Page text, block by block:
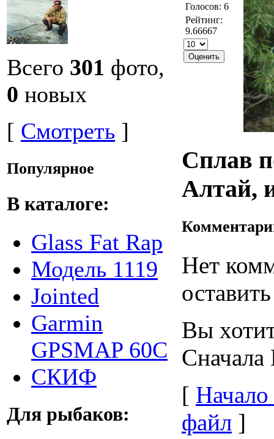
Всего 301 фото,
0 новых
[ Смотреть ]
Популярное
В каталоге:
Glass Fat Rap
Модель 1119
Jointed
Garmin
GPSMAP 60C
СКИФ
Для рыбаков:
Голосов: 6
Рейтинг:
9.66667
Сплав
Алтай,
Нет
Вы
[ Начало
файл ]